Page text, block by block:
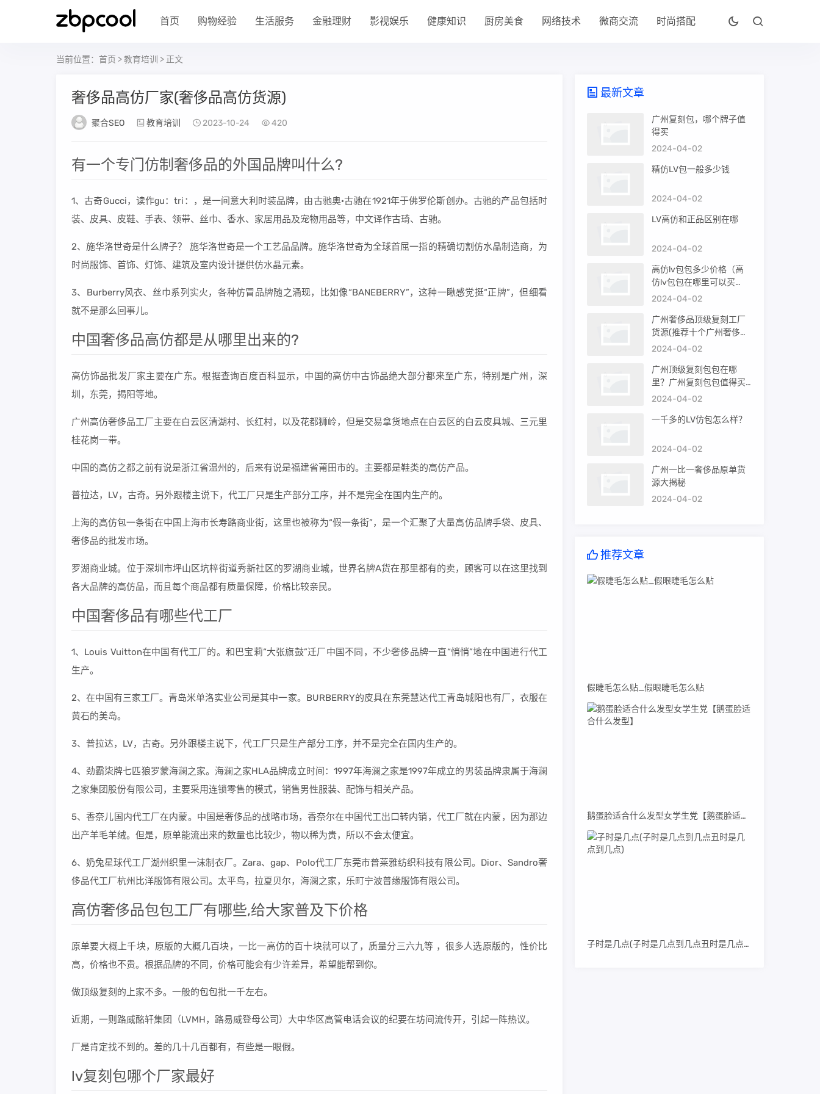
首页 购物经验 生活服务 金融理财 影视娱乐 健康知识 厨房美食 网络技术 微商交流 时尚搭配
当前位置： 首页 >教育培训 > 正文
奢侈品高仿厂家(奢侈品高仿货源)
聚合SEO 教育培训 2023-10-24 420
有一个专门仿制奢侈品的外国品牌叫什么?
1、古奇Gucci，读作ɡu：tri：，是一间意大利时装品牌，由古驰奥·古驰在1921年于佛罗伦斯创办。古驰的产品包括时
装、皮具、皮鞋、手表、领带、丝巾、香水、家居用品及宠物用品等，中文译作古琦、古驰。
2、施华洛世奇是什么牌子？ 施华洛世奇是一个工艺品品牌。施华洛世奇为全球首屈一指的精确切割仿水晶制造商，为
时尚服饰、首饰、灯饰、建筑及室内设计提供仿水晶元素。
3、Burberry风衣、丝巾系列实火，各种仿冒品牌随之涌现，比如像“BANEBERRY”，这种一瞅感觉挺“正牌”，但细看
就不是那么回事儿。
中国奢侈品高仿都是从哪里出来的?
高仿饰品批发厂家主要在广东。根据查询百度百科显示，中国的高仿中古饰品绝大部分都来至广东，特别是广州，深
圳，东莞，揭阳等地。
广州高仿奢侈品工厂主要在白云区清湖村、长红村，以及花都狮岭，但是交易拿货地点在白云区的白云皮具城、三元里
桂花岗一带。
中国的高仿之都之前有说是浙江省温州的，后来有说是福建省莆田市的。主要都是鞋类的高仿产品。
普拉达，LV，古奇。另外跟楼主说下，代工厂只是生产部分工序，并不是完全在国内生产的。
上海的高仿包一条街在中国上海市长寿路商业街，这里也被称为“假一条街”，是一个汇聚了大量高仿品牌手袋、皮具、
奢侈品的批发市场。
罗湖商业城。位于深圳市坪山区坑梓街道秀新社区的罗湖商业城，世界名牌A货在那里都有的卖，顾客可以在这里找到
各大品牌的高仿品，而且每个商品都有质量保障，价格比较亲民。
中国奢侈品有哪些代工厂
1、Louis Vuitton在中国有代工厂的。和巴宝莉“大张旗鼓”迁厂中国不同，不少奢侈品牌一直“悄悄”地在中国进行代工
生产。
2、在中国有三家工厂。青岛米单洛实业公司是其中一家。BURBERRY的皮具在东莞慧达代工青岛城阳也有厂，衣服在
黄石的美岛。
3、普拉达，LV，古奇。另外跟楼主说下，代工厂只是生产部分工序，并不是完全在国内生产的。
4、劲霸柒牌七匹狼罗蒙海澜之家。海澜之家HLA品牌成立时间：1997年海澜之家是1997年成立的男装品牌隶属于海澜
之家集团股份有限公司，主要采用连锁零售的模式，销售男性服装、配饰与相关产品。
5、香奈儿国内代工厂在内蒙。中国是奢侈品的战略市场，香奈尔在中国代工出口转内销，代工厂就在内蒙，因为那边
出产羊毛羊绒。但是，原单能流出来的数量也比较少，物以稀为贵，所以不会太便宜。
6、奶兔星球代工厂湖州织里一沫制衣厂。Zara、gap、Polo代工厂东莞市普莱雅纺织科技有限公司。Dior、Sandro奢
侈品代工厂杭州比洋服饰有限公司。太平鸟，拉夏贝尔，海澜之家，乐町宁波普缘服饰有限公司。
高仿奢侈品包包工厂有哪些,给大家普及下价格
原单要大概上千块，原版的大概几百块，一比一高仿的百十块就可以了，质量分三六九等 ，很多人选原版的，性价比
高，价格也不贵。根据品牌的不同，价格可能会有少许差异，希望能帮到你。
做顶级复刻的上家不多。一般的包包批一千左右。
近期，一则路威酩轩集团（LVMH，路易威登母公司）大中华区高管电话会议的纪要在坊间流传开，引起一阵热议。
厂是肯定找不到的。差的几十几百都有，有些是一眼假。
lv复刻包哪个厂家最好
最新文章
广州复刻包，哪个牌子值
得买
2024-04-02
精仿LV包一般多少钱
2024-04-02
LV高仿和正品区别在哪
2024-04-02
高仿lv包包多少价格（高
仿lv包包在哪里可以买
到）
2024-04-02
广州奢侈品顶级复刻工厂
货源(推荐十个广州奢侈品
购买渠道)
2024-04-02
广州顶级复刻包包在哪
里？广州复刻包包值得买
吗？
2024-04-02
一千多的LV仿包怎么样？
2024-04-02
广州一比一奢侈品原单货
源大揭秘
2024-04-02
推荐文章
假睫毛怎么贴_假眼睫毛怎么贴
鹅蛋脸适合什么发型女学生党【鹅蛋脸适合什么发型】
子时是几点(子时是几点到几点丑时是几点到几点)